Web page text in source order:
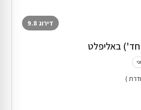
דירוג 9.8
)